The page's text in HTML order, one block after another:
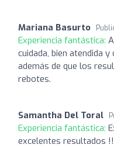
Mariana Basurto
Experiencia fantástica:
cuidada, bien atendida
además de que los
rebotes.
Samantha Del Toral
Experiencia fantástica:
excelentes resultados